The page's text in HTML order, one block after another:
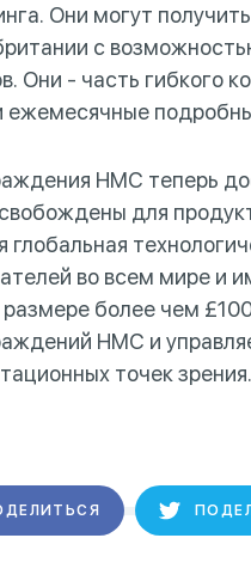
Они могут
с
Они - часть гибкого
ежемесячные
HMC теперь
для
глобальная
во всем мире и
более чем
HMC и
точек зрения.